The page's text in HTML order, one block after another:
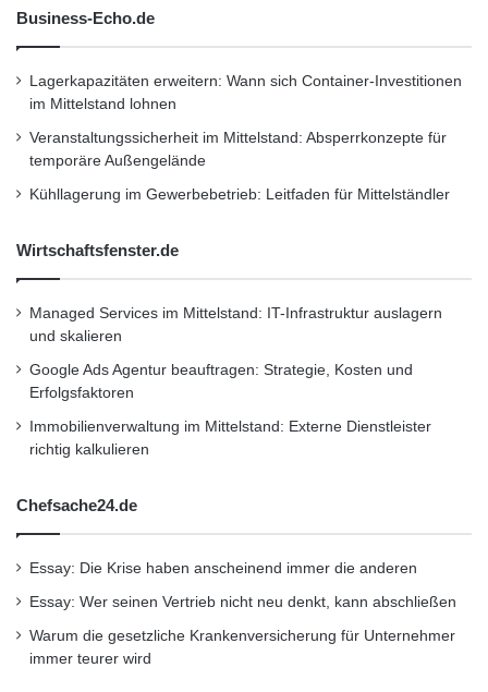
Business-Echo.de
Lagerkapazitäten erweitern: Wann sich Container-Investitionen
im Mittelstand lohnen
Veranstaltungssicherheit im Mittelstand: Absperrkonzepte für
temporäre Außengelände
Kühllagerung im Gewerbebetrieb: Leitfaden für Mittelständler
Wirtschaftsfenster.de
Managed Services im Mittelstand: IT-Infrastruktur auslagern
und skalieren
Google Ads Agentur beauftragen: Strategie, Kosten und
Erfolgsfaktoren
Immobilienverwaltung im Mittelstand: Externe Dienstleister
richtig kalkulieren
Chefsache24.de
Essay: Die Krise haben anscheinend immer die anderen
Essay: Wer seinen Vertrieb nicht neu denkt, kann abschließen
Warum die gesetzliche Krankenversicherung für Unternehmer
immer teurer wird